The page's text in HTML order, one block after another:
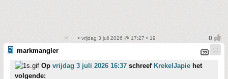
• vrijdag 3 juli 2026 @ 17:27 • 19
markmangler
Op vrijdag 3 juli 2026 16:37 schreef KrekelJapie het
volgende: